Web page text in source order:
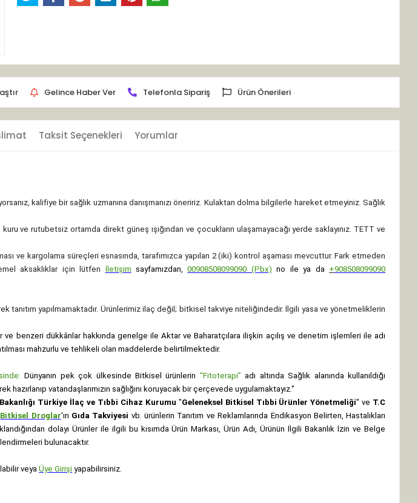
Gelince Haber Ver Telefonla Sipariş Ürün Önerileri
Taksit Seçenekleri Yorumlar
kalifiye bir sağlık uzmanına danışmanızı öneririz. Kulaktan dolma bilgilerle hareket etmeyiniz. Sağlık
ve rutubetsiz ortamda direkt güneş ışığından ve çocukların ulaşamayacağı yerde saklayınız. TETT ve
ve kargolama süreçleri esnasında, tarafımızca yapılan 2 (iki) kontrol aşaması mevcuttur. Fark etmeden
aksaklıklar için lütfen İletişim sayfamızdan,00908508099090 (Pbx) no ile ya da +908508099090
yapılmamaktadır. Ürünlerimiz ilaç değil; bitkisel takviye niteliğindedir. İlgili yasa ve yönetmeliklerin
ve benzeri dükkânlar hakkında genelge ile Aktar ve Baharatçılara ilişkin açılış ve denetim işlemleri ile adı
mahzurlu ve tehlikeli olan maddelerde belirtilmektedir.
Dünyanın pek çok ülkesinde Bitkisel ürünlerin “Fitoterapi” adı altında Sağlık alanında kullanıldığı
hazırlanıp vatandaşlarımızın sağlığını koruyacak bir çerçevede uygulamaktayız."
Türkiye İlaç ve Tıbbi Cihaz Kurumu "Geleneksel Bitkisel Tıbbi Ürünler Yönetmeliği" ve T.C
Bitkisel Droglar'ın Gıda Takviyesi vb. ürünlerin Tanıtım ve Reklamlarında Endikasyon Belirten, Hastalıkları
dolayı Ürünler ile ilgili bu kısımda Ürün Markası, Ürün Adı, Ürünün İlgili Bakanlık İzin ve Belge
bulunacaktır.
veyaÜye Girişi yapabilirsiniz.